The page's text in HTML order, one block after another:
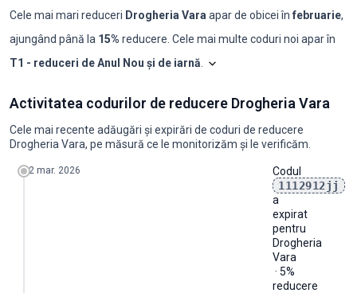
Cele mai mari reduceri Drogheria Vara apar de obicei în februarie,
ajungând până la 15% reducere. Cele mai multe coduri noi apar în
T1 - reduceri de Anul Nou și de iarnă
Luna
Coduri noiReducere maximăReducere minimă Coduri ≥50%
2025-08 0
2025-090 - - 0
2025-100 - - 0
2025-110
2025-12
0
0
0
0
0
Activitatea codurilor de reducere Drogheria Vara
Cele mai recente adăugări și expirări de coduri de reducere
Drogheria Vara, pe măsură ce le monitorizăm și le verificăm.
2 mar. 2026
Codul
1112912jj
a
expirat
pentru
Drogheria
Vara
· 5%
reducere